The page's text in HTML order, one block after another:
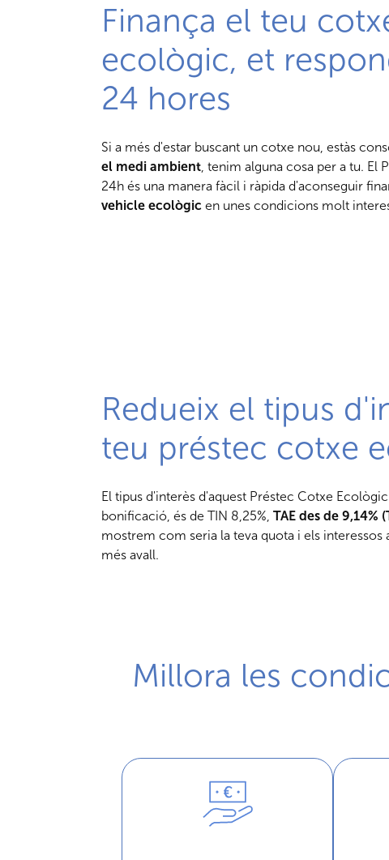
Finança el teu
ecològic, et
24 hores
Si a més d'estar buscant un cotxe nou, estàs
el medi ambient, tenim alguna cosa per a tu. El
24h és una manera fàcil i ràpida d'aconseguir
vehicle ecològic en unes condicions molt
Redueix el tipus
teu préstec cotxe
El tipus d'interès d'aquest Préstec Cotxe
bonificació, és de TIN 8,25%, TAE des de 9,14%
mostrem com seria la teva quota i els interessos
més avall.
Millora les